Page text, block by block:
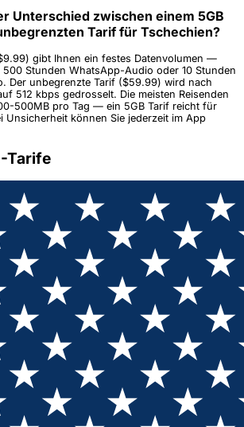
Unterschied zwischen einem 5GB
Tarif für Tschechien?
gibt Ihnen ein festes Datenvolumen —
Stunden WhatsApp-Audio oder 10 Stunden
Der unbegrenzte Tarif ($59.99) wird nach
512 kbps gedrosselt. Die meisten Reisenden
500MB pro Tag — ein 5GB Tarif reicht für
Unsicherheit können Sie jederzeit im App
Tarife